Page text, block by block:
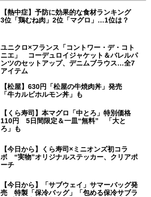
【熱中症】予防に効果的な食材ランキング
3位「鶏むね肉」2位「マグロ」…1位は？
ユニクロ×フランス「コントワー・デ・コト
ニエ」 コーデュロイジャケット＆バレルパ
ンツのセットアップ、デニムブラウス…全7
アイテム
【松屋】630円「松屋の牛焼肉丼」発売
「牛カルビホルモン丼」も
【くら寿司】本マグロ「中とろ」特別価格
110円 5日間限定＆一皿“無料” 「大と
ろ」も
【今日から】くら寿司×ミニオンズ初コラ
ボ “実物”オリジナルステッカー、クリアポ
ーチ
【今日から】「サブウェイ」サマーバッグ発
売 特製「保冷バッグ」「包める保冷サブラ